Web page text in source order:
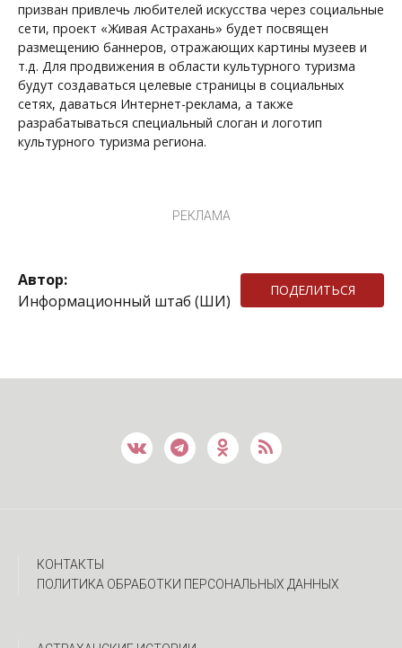
призван привлечь любителей искусства через социальные
сети, проект «Живая Астрахань» будет посвящен
размещению баннеров, отражающих картины музеев и
т.д. Для продвижения в области культурного туризма
будут создаваться целевые страницы в социальных
сетях, даваться Интернет-реклама, а также
разрабатываться специальный слоган и логотип
культурного туризма региона.
РЕКЛАМА
Автор:
Информационный штаб (ШИ)
ПОДЕЛИТЬСЯ
КОНТАКТЫ
ПОЛИТИКА ОБРАБОТКИ ПЕРСОНАЛЬНЫХ ДАННЫХ